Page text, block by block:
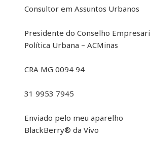
Consultor em Assuntos Urbanos
Presidente do Conselho
Política Urbana – ACMinas
CRA MG 0094 94
31 9953 7945
Enviado pelo meu aparelho
BlackBerry® da Vivo